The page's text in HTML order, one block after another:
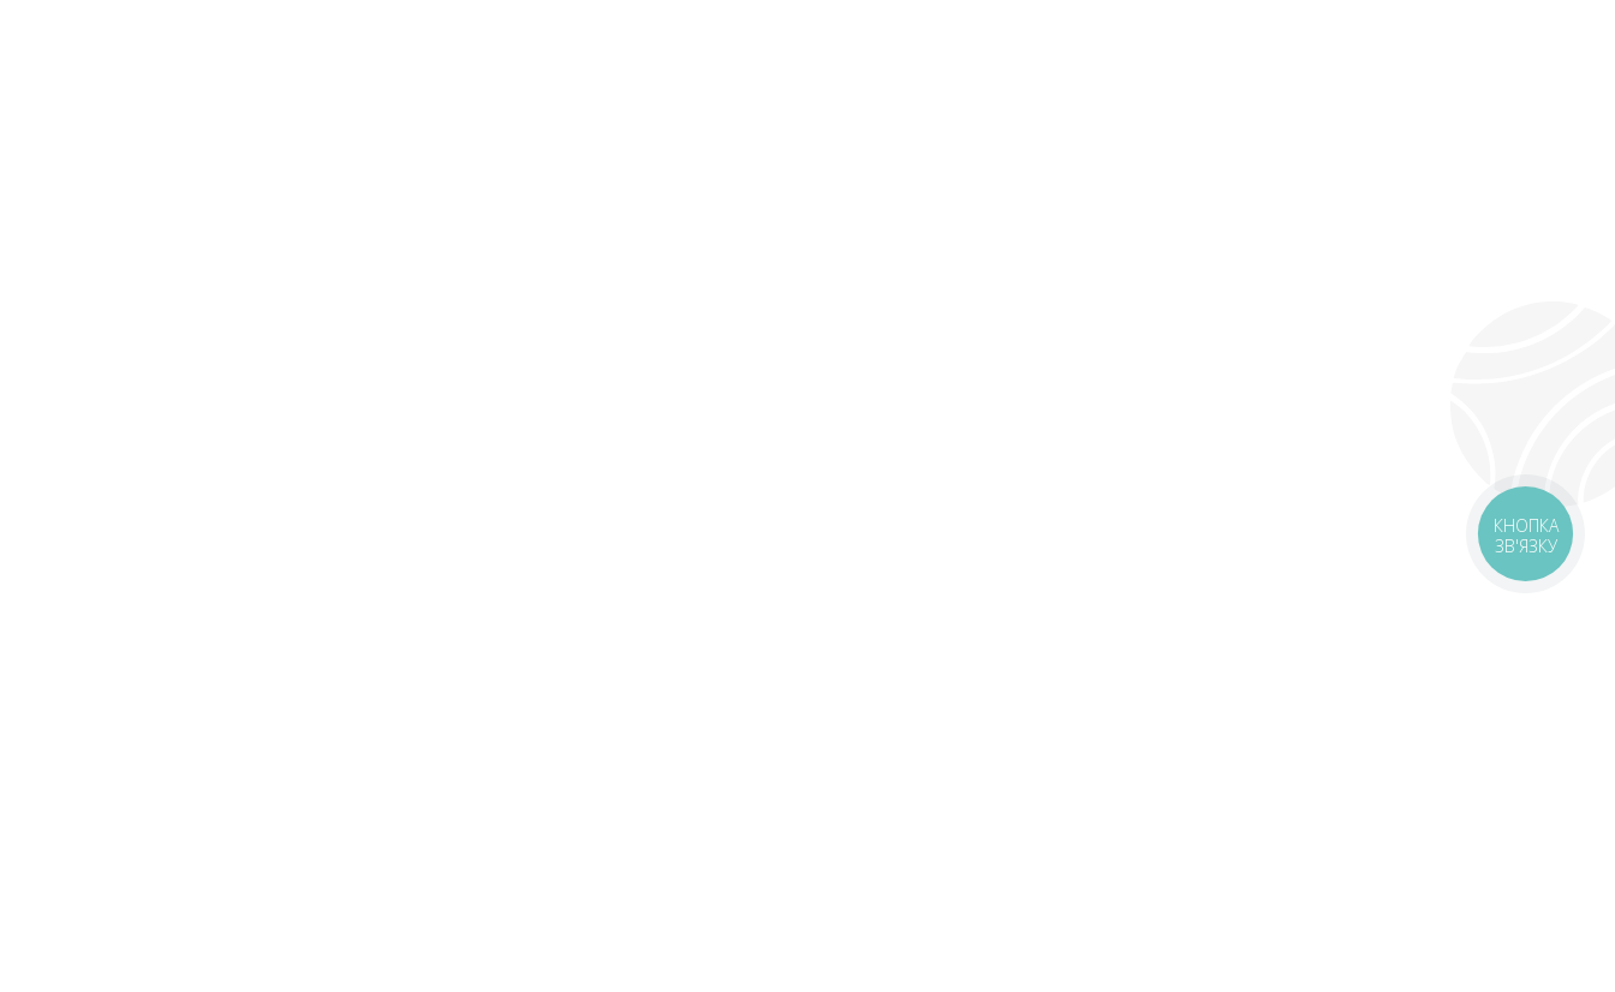
Подарунки, про які не всі знають
Безкоштовні піци та роли — шукай у нашому Telegram
КНОПКА
ЗВ'ЯЗКУ